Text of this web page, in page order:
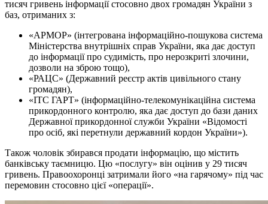
тисяч гривень інформації стосовно двох громадян України з
баз, отриманих з:
«АРМОР» (інтегрована інформаційно-пошукова система
Міністерства внутрішніх справ України, яка дає доступ
до інформації про судимість, про нерозкриті злочини,
дозволи на зброю тощо),
«РАЦС» (Державний реєстр актів цивільного стану
громадян),
«ІТС ГАРТ» (інформаційно-телекомунікаційна система
прикордонного контролю, яка дає доступ до бази даних
Державної прикордонної служби України «Відомості
про осіб, які перетнули державний кордон України»).
Також чоловік збирався продати інформацію, що містить
банківську таємницю. Цю «послугу» він оцінив у 29 тисяч
гривень. Правоохоронці затримали його «на гарячому» під час
перемовин стосовно цієї «операції».